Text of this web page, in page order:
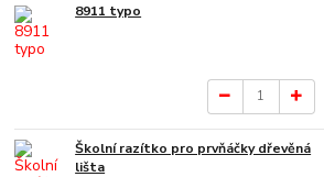
8911 typo
Školní razítko pro prvňáčky dřevěná
lišta